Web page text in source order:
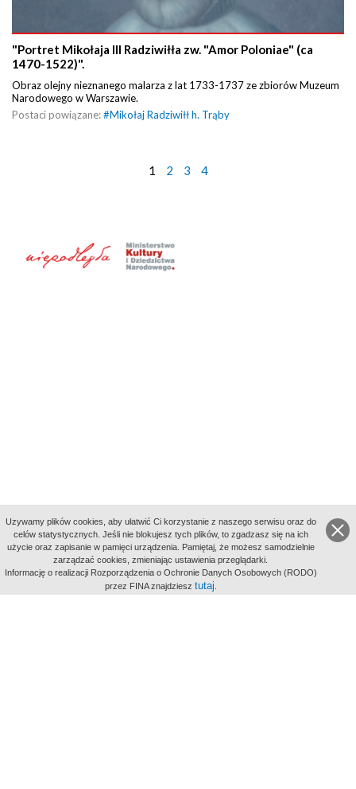
"Portret Mikołaja III Radziwiłła zw. "Amor Poloniae" (ca
1470-1522)".
Obraz olejny nieznanego malarza z lat 1733-1737 ze zbiorów Muzeum
Narodowego w Warszawie.
Postaci powiązane:#Mikołaj Radziwiłł h. Trąby
1 2 3 4
aktywności
Uzywamy plików cookies, aby ułatwić Ci korzystanie z naszego serwisu oraz do
celów statystycznych. Jeśli nie blokujesz tych plików, to zgadzasz się na ich
użycie oraz zapisanie w pamięci urządzenia. Pamiętaj, że możesz samodzielnie
zarządzać cookies, zmieniając ustawienia przeglądarki.
Informację o realizacji Rozporządzenia o Ochronie Danych Osobowych (RODO)
przez FINA znajdziesz tutaj